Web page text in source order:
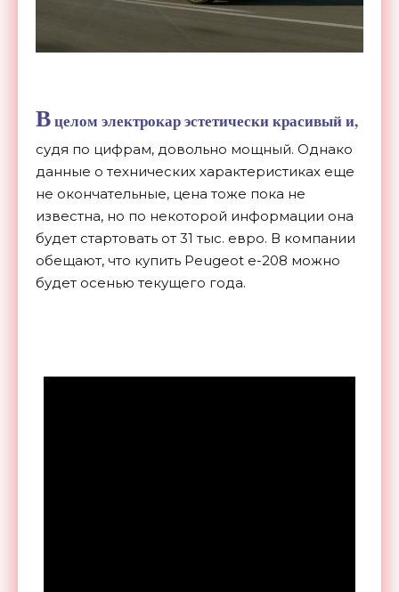
Вцелом электрокар эстетически красивый и,
судя по цифрам, довольно мощный. Однако
данные о технических характеристиках еще
не окончательные, цена тоже пока не
известна, но по некоторой информации она
будет стартовать от 31 тыс. евро. В компании
обещают, что купить Peugeot e-208 можно
будет осенью текущего года.